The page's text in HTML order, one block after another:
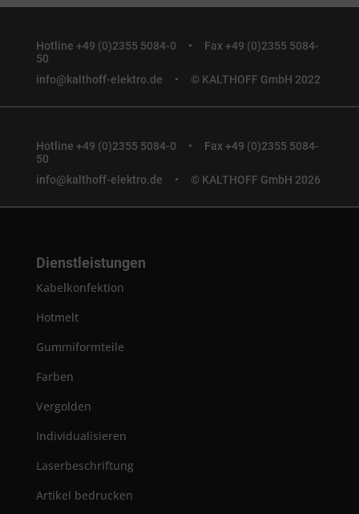
Hotline +49 (0)2355 5084-0 • Fax +49 (0)2355 5084-
50
info@kalthoff-elektro.de • © KALTHOFF GmbH 2022
Hotline +49 (0)2355 5084-0 • Fax +49 (0)2355 5084-
50
info@kalthoff-elektro.de • © KALTHOFF GmbH 2026
Dienstleistungen
Kabelkonfektion
Hotmelt
Gummiformteile
Farben
Vergolden
Individualisieren
Laserbeschriftung
Artikel bedrucken